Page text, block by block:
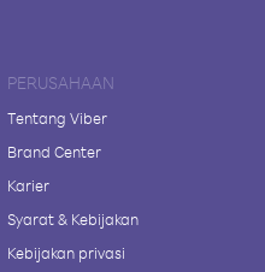
PERUSAHAAN
Tentang Viber
Brand Center
Karier
Syarat & Kebijakan
Kebijakan privasi